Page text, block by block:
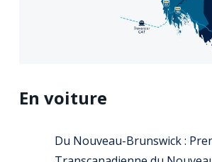
En voiture
Du Nouveau-Brunswick :